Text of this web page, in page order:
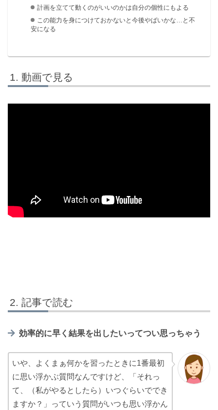
計画を立てて動くのがいいのかは自分の個性にもよる
この能力を身につけておかないと今後やばいかな…と不
安になる
動画で見る
記事で読む
効率的に早く結果を出したいってつい思っちゃう
いや、よくまぁ何かを習ったときに1番最初
に思い浮かぶ質問なんですけど、「それっ
て、（私がやるとしたら）いつぐらいででき
ますか？」っていう質問がいつも思い浮かん